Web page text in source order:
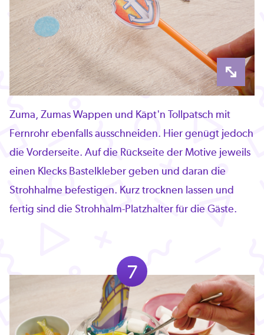
Zuma, Zumas Wappen und Käpt'n Tollpatsch mit
Fernrohr ebenfalls ausschneiden. Hier genügt jedoch
die Vorderseite. Auf die Rückseite der Motive jeweils
einen Klecks Bastelkleber geben und daran die
Strohhalme befestigen. Kurz trocknen lassen und
fertig sind die Strohhalm-Platzhalter für die Gäste.
7